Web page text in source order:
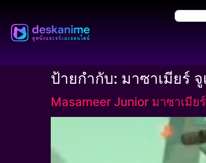
ป้ายกำกับ: มาซาเมียร์ จู
Masameer Junior มาซาเมีย